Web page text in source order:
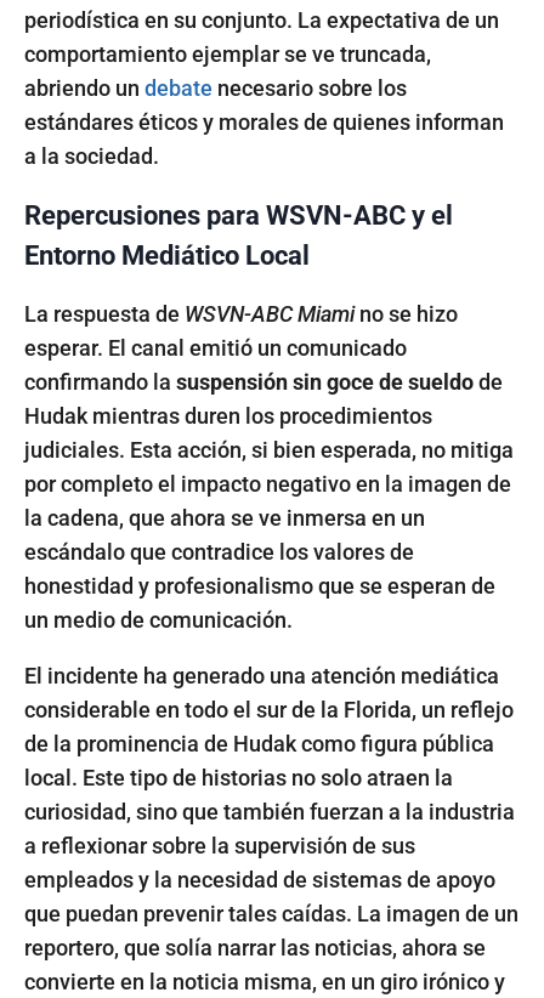
periodística en su conjunto. La expectativa de un
comportamiento ejemplar se ve truncada,
abriendo un debate necesario sobre los
estándares éticos y morales de quienes informan
a la sociedad.
Repercusiones para WSVN-ABC y el
Entorno Mediático Local
La respuesta de WSVN-ABC Miamino se hizo
esperar. El canal emitió un comunicado
confirmando la suspensión sin goce de sueldode
Hudak mientras duren los procedimientos
judiciales. Esta acción, si bien esperada, no mitiga
por completo el impacto negativo en la imagen de
la cadena, que ahora se ve inmersa en un
escándalo que contradice los valores de
honestidad y profesionalismo que se esperan de
un medio de comunicación.
El incidente ha generado una atención mediática
considerable en todo el sur de la Florida, un reflejo
de la prominencia de Hudak como figura pública
local. Este tipo de historias no solo atraen la
curiosidad, sino que también fuerzan a la industria
a reflexionar sobre la supervisión de sus
empleados y la necesidad de sistemas de apoyo
que puedan prevenir tales caídas. La imagen de un
reportero, que solía narrar las noticias, ahora se
convierte en la noticia misma, en un giro irónico y